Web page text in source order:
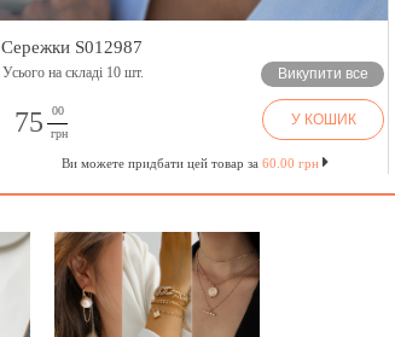
Сережки S012987
Усього на складі 10 шт. Викупити все
75
00
грн
У КОШИК
Ви можете придбати цей товар за 60.00 грн